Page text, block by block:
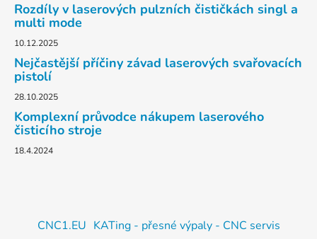
Rozdíly v laserových pulzních čističkách singl a
multi mode
10.12.2025
Nejčastější příčiny závad laserových svařovacích
pistolí
28.10.2025
Komplexní průvodce nákupem laserového
čisticího stroje
18.4.2024
CNC1.EU KATing - přesné výpaly - CNC servis